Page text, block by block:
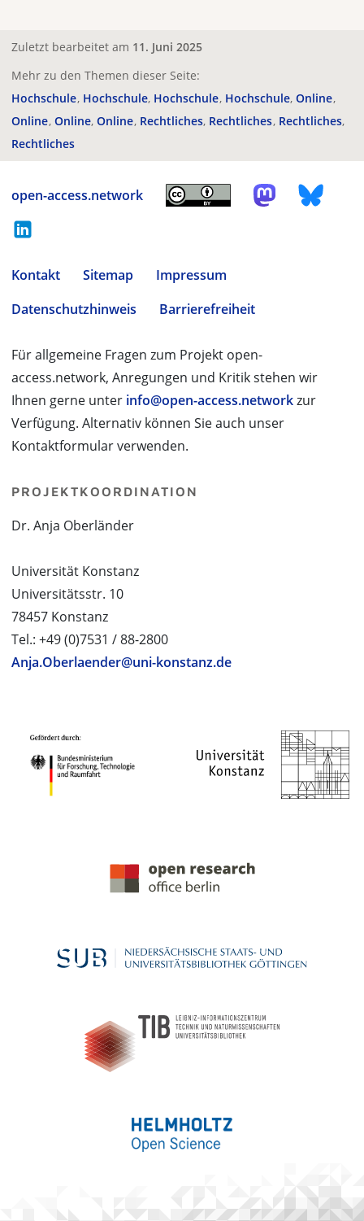
Zuletzt bearbeitet am 11. Juni 2025
Mehr zu den Themen dieser Seite:
Hochschule Hochschule Hochschule Hochschule Online
Online Online Online Rechtliches Rechtliches Rechtliches
Rechtliches
open-access.network
Kontakt Sitemap
Impressum
Datenschutzhinweis
Barrierefreiheit
Für allgemeine Fragen zum Projekt open-
access.network, Anregungen und Kritik stehen wir
Ihnen gerne unter info@open-access.networkzur
Verfügung. Alternativ können Sie auch unser
Kontaktformular verwenden.
PROJEKTKOORDINATION
Dr. Anja Oberländer
Universität Konstanz
Universitätsstr. 10
78457 Konstanz
Tel.: +49 (0)7531 / 88-2800
Anja.Oberlaender@uni-konstanz.de